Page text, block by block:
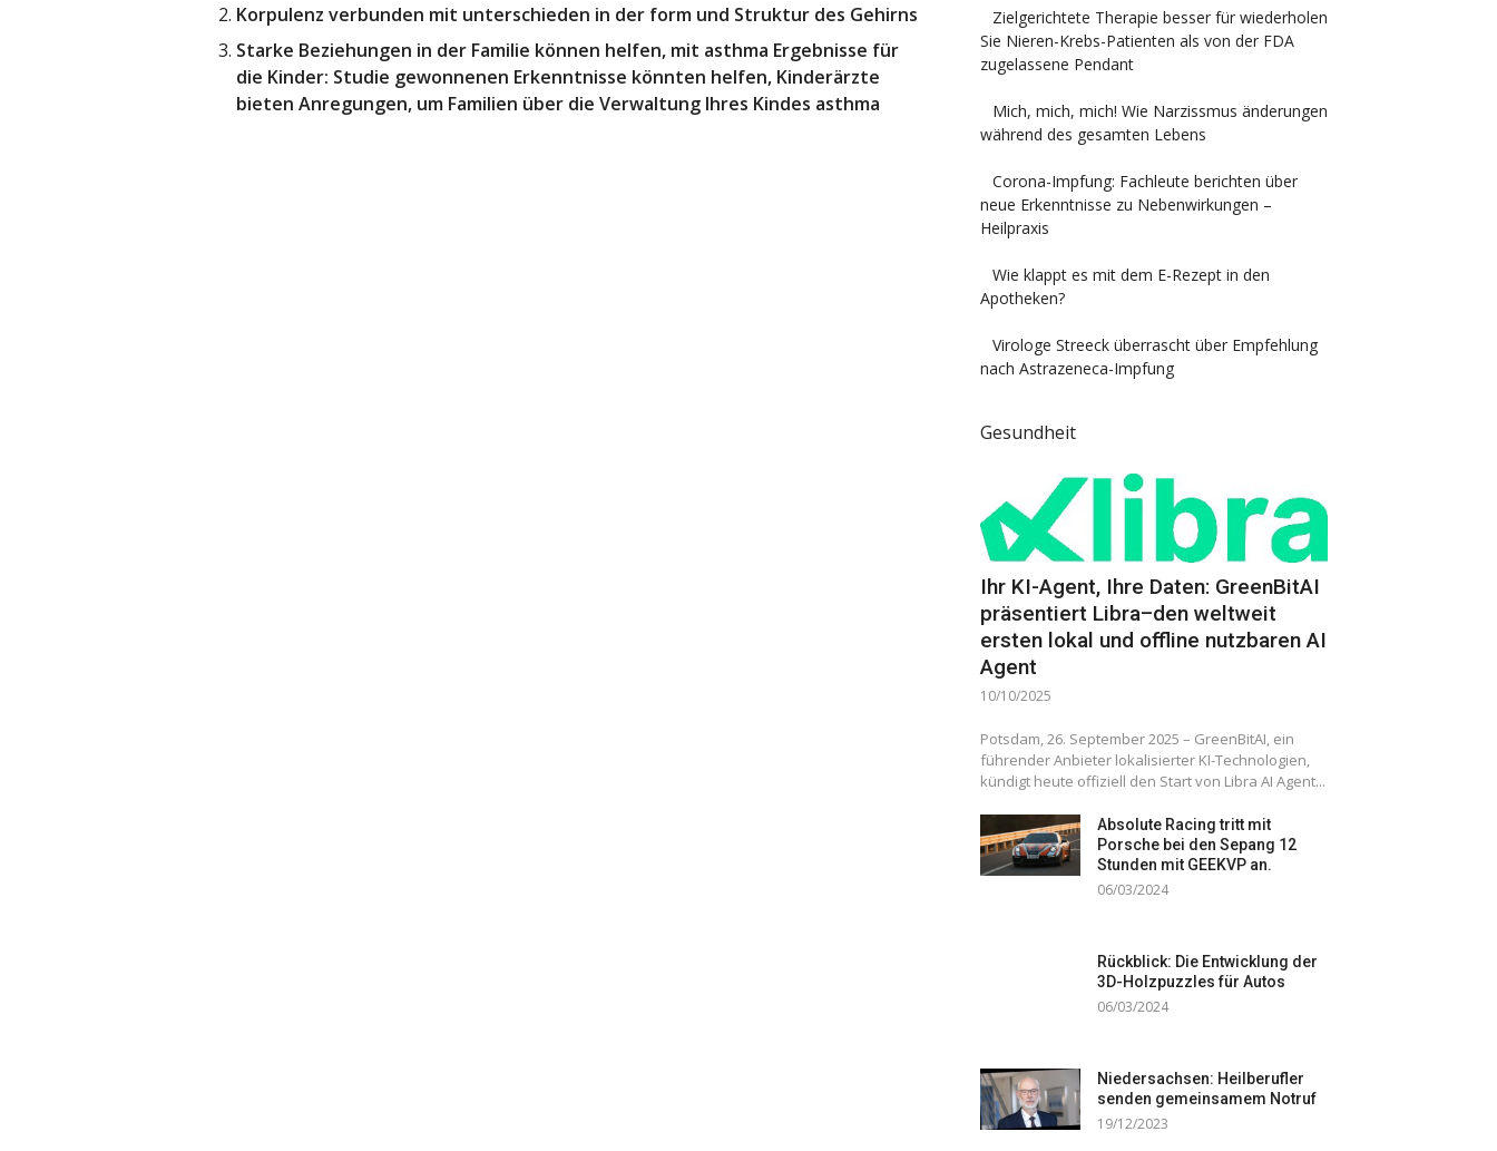
Korpulenz verbunden mit unterschieden in der form und Struktur des Gehirns
Starke Beziehungen in der Familie können helfen, mit asthma Ergebnisse für
die Kinder: Studie gewonnenen Erkenntnisse könnten helfen, Kinderärzte
bieten Anregungen, um Familien über die Verwaltung Ihres Kindes asthma
Zielgerichtete Therapie besser für wiederholen
Sie Nieren-Krebs-Patienten als von der FDA
zugelassene Pendant
Mich, mich, mich! Wie Narzissmus änderungen
während des gesamten Lebens
Corona-Impfung: Fachleute berichten über
neue Erkenntnisse zu Nebenwirkungen –
Heilpraxis
Wie klappt es mit dem E-Rezept in den
Apotheken?
Virologe Streeck überrascht über Empfehlung
nach Astrazeneca-Impfung
Gesundheit
Ihr KI-Agent, Ihre Daten: GreenBitAI
präsentiert Libra–den weltweit
ersten lokal und offline nutzbaren AI
Agent
10/10/2025
Potsdam, 26. September 2025 – GreenBitAI, ein
führender Anbieter lokalisierter KI-Technologien,
kündigt heute offiziell den Start von Libra AI Agent...
Absolute Racing tritt mit
Porsche bei den Sepang 12
Stunden mit GEEKVP an.
06/03/2024
Rückblick: Die Entwicklung der
3D-Holzpuzzles für Autos
06/03/2024
Niedersachsen: Heilberufler
senden gemeinsamem Notruf
19/12/2023